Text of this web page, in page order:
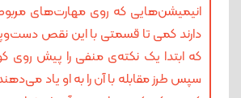
انیمیشن‌هایی که روی مهارت‌های
دارند کمی تا قسمتی با این نقص
که ابتدا یک نکته‌ی منفی را پیش روی
سپس طرز مقابله با آن را به او یاد